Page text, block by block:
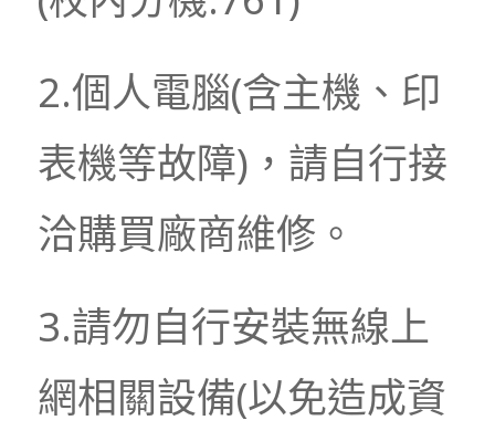
2.個人電腦(含主機、印
表機等故障)，請自行接
洽購買廠商維修。
3.請勿自行安裝無線上
網相關設備(以免造成資